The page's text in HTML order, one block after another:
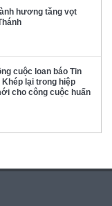
hương tăng vọt
cuộc loan báo Tin
lại trong hiệp
cho công cuộc huấn